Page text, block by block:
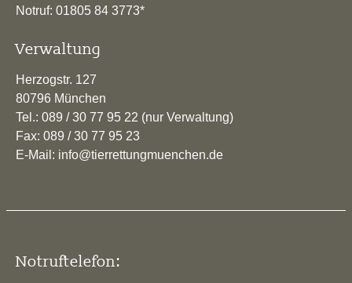
Notruf: 01805 84 3773*
Verwaltung
Herzogstr. 127
80796 München
Tel.: 089 / 30 77 95 22 (nur Verwaltung)
Fax: 089 / 30 77 95 23
E-Mail: info@tierrettungmuenchen.de
Notruftelefon: